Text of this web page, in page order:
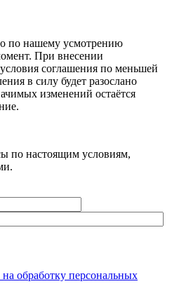
по нашему усмотрению
При внесении
соглашения по меньшей
в силу будет разослано
изменений остаётся
по настоящим условиям,
на обработку персональных